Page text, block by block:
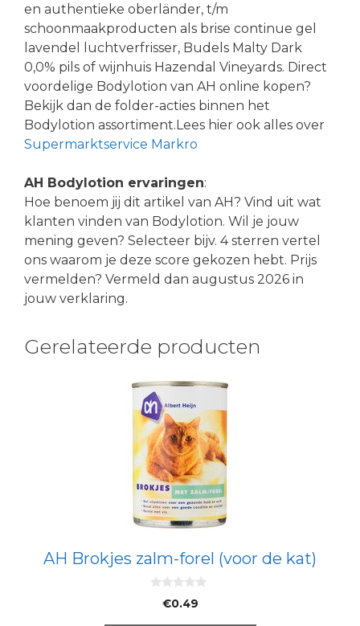
en authentieke oberländer, t/m
schoonmaakproducten als brise continue gel
lavendel luchtverfrisser, Budels Malty Dark
0,0% pils of wijnhuis Hazendal Vineyards. Direct
voordelige Bodylotion van AH online kopen?
Bekijk dan de folder-acties binnen het
Bodylotion assortiment.Lees hier ook alles over
Supermarktservice Markro
AH Bodylotion ervaringen:
Hoe benoem jij dit artikel van AH? Vind uit wat
klanten vinden van Bodylotion. Wil je jouw
mening geven? Selecteer bijv. 4 sterren vertel
ons waarom je deze score gekozen hebt. Prijs
vermelden? Vermeld dan augustus 2026 in
jouw verklaring.
Gerelateerde producten
AH Brokjes zalm-forel (voor de kat)
€0.49